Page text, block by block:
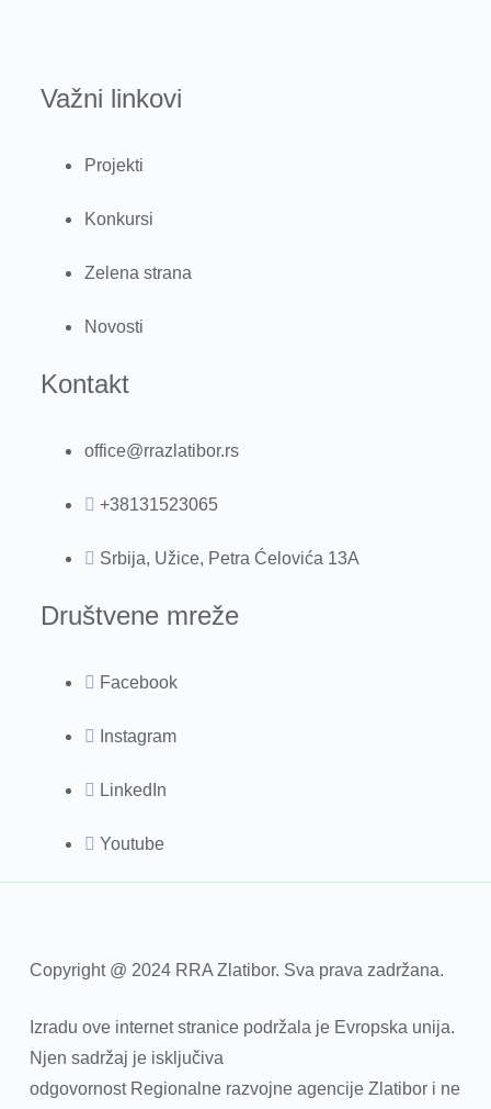
Važni linkovi
Projekti
Konkursi
Zelena strana
Novosti
Kontakt
office@rrazlatibor.rs
+38131523065
Srbija, Užice, Petra Ćelovića 13A
Društvene mreže
Facebook
Instagram
LinkedIn
Youtube
Copyright @ 2024 RRA Zlatibor. Sva prava zadržana.
Izradu ove internet stranice podržala je Evropska unija.
Njen sadržaj je isključiva
odgovornost Regionalne razvojne agencije Zlatibor i ne